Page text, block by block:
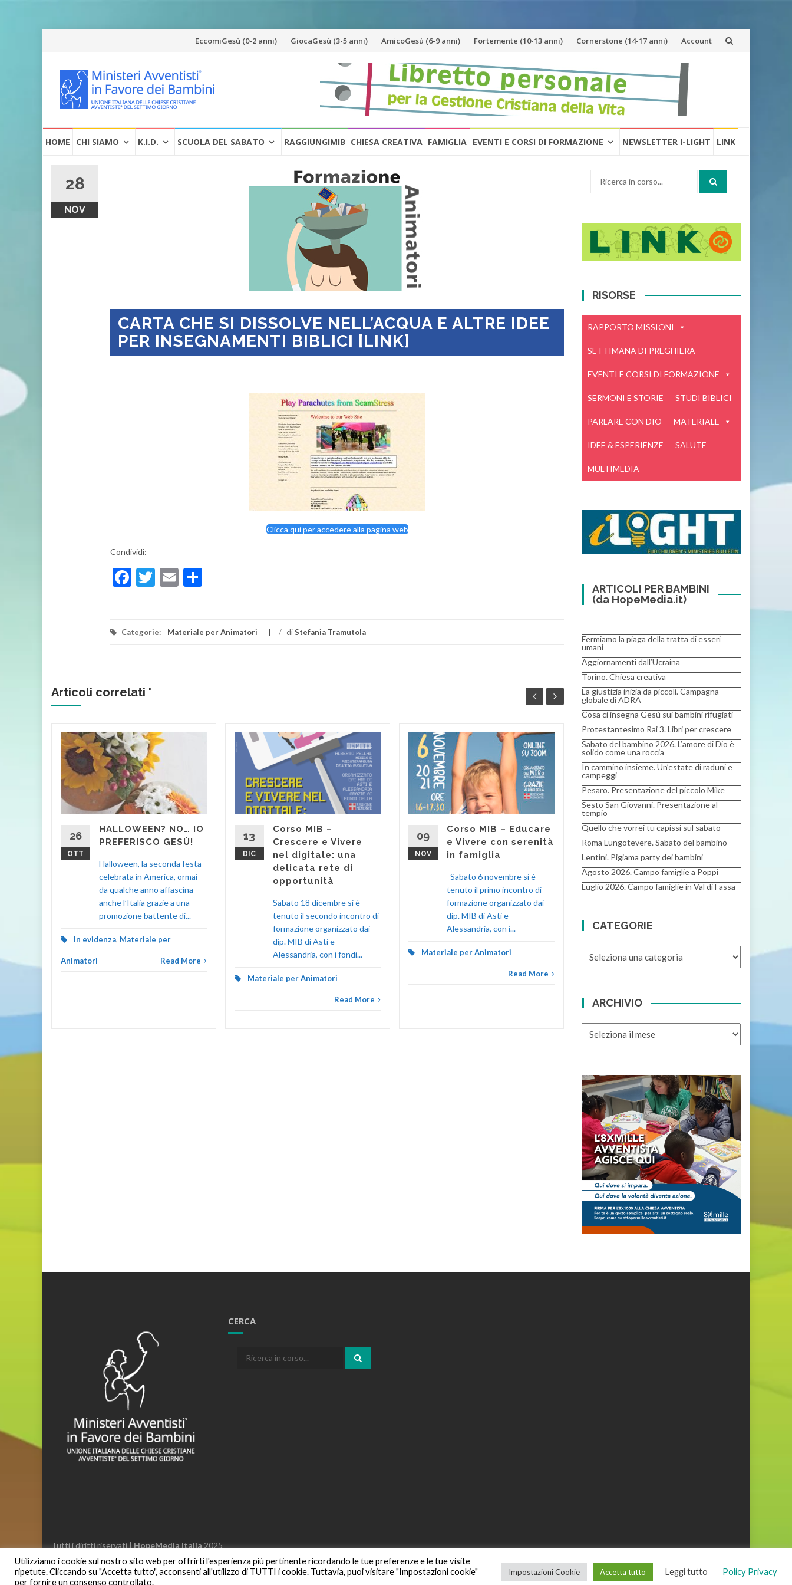
Vai
contenuto
EccomiGesù (0-2 anni) GiocaGesù (3-5 anni) AmicoGesù (6-9 anni) Fortemente (10-13 anni) Cornerstone (14-17 anni) Account
alHOME CHI SIAMO K.I.D. SCUOLA DEL SABATO RAGGIUNGIMIB CHIESA CREATIVA FAMIGLIA EVENTI E CORSI DI FORMAZIONE NEWSLETTER I-LIGHT LINK
28
NOV
CARTA CHE SI DISSOLVE NELL’ACQUA E ALTRE IDEE
PER INSEGNAMENTI BIBLICI [LINK]
Clicca qui per accedere alla pagina web
Condividi:
Facebook
Twitter
Email
Categorie: Materiale per Animatori / diStefania Tramutola
Articoli correlati '
More
26
OTT
HALLOWEEN? NO… IO
PREFERISCO GESÙ!
Halloween, la seconda festa
celebrata in America, ormai
da qualche anno affascina
anche l’Italia grazie a una
promozione battente di...
In evidenza, Materiale per
Animatori Read More
13
DIC
Corso MIB –
Crescere e Vivere
nel digitale: una
delicata rete di
opportunità
Sabato 18 dicembre si è
tenuto il secondo incontro di
formazione organizzato dai
dip. MIB di Asti e
Alessandria, con i fondi...
Materiale per Animatori
Read More
09
NOV
Corso MIB – Educare
e Vivere con serenità
in famiglia
Sabato 6 novembre si è
tenuto il primo incontro di
formazione organizzato dai
dip. MIB di Asti e
Alessandria, con i...
Materiale per Animatori
Read More
23
APR
CORSO DI
FORMAZIONE MIB –
“La Scuola del
Sabato ai tempi del
Coronavirus –
chiesa: recuperare
la distanza!”
24/04/2021
Sabato 24 aprile, ore 16.30-
18.00, per la serie La SdS al
organizzato il...
Materiale per Animatori
Read More
RISORSE
RAPPORTO MISSIONI
SETTIMANA DI PREGHIERA
EVENTI E CORSI DI FORMAZIONE
SERMONI E STORIE STUDI BIBLICI
PARLARE CON DIO MATERIALE
IDEE & ESPERIENZE SALUTE
MULTIMEDIA
ARTICOLI PER BAMBINI
(da HopeMedia.it)
Fermiamo la piaga della tratta di esseri
umani
Aggiornamenti dall’Ucraina
Torino. Chiesa creativa
La giustizia inizia da piccoli. Campagna
globale di ADRA
Cosa ci insegna Gesù sui bambini rifugiati
Protestantesimo Rai 3. Libri per crescere
Sabato del bambino 2026. L’amore di Dio è
solido come una roccia
In cammino insieme. Un’estate di raduni e
campeggi
Pesaro. Presentazione del piccolo Mike
Sesto San Giovanni. Presentazione al
tempio
Quello che vorrei tu capissi sul sabato
Roma Lungotevere. Sabato del bambino
Lentini. Pigiama party dei bambini
Agosto 2026. Campo famiglie a Poppi
Luglio 2026. Campo famiglie in Val di Fassa
CATEGORIE
CATEGORIE
ARCHIVIO
ARCHIVIO
CERCA
Cerca:
Tutti i diritti riservati |HopeMedia Italia2025
Utilizziamo i cookie sul nostro sito web per offrirti l'esperienza più pertinente ricordando le tue preferenze e le tue visite
ripetute. Cliccando su "Accetta tutto", acconsenti all'utilizzo di TUTTI i cookie. Tuttavia, puoi visitare "Impostazioni cookie"
per fornire un consenso controllato.
Impostazioni Cookie Accetta tutto Leggi tutto Policy Privacy